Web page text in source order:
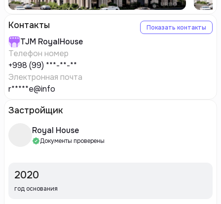
Контакты Показать контакты
TJM RoyalHouse
Телефон номер
+998 (99) ***-**-**
Электронная почта
r*****e@info
Застройщик
Royal House
Документы проверены
2020
год основания